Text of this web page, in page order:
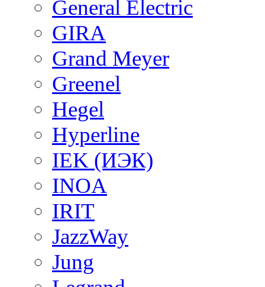
General Electric
GIRA
Grand Meyer
Greenel
Hegel
Hyperline
IEK (ИЭК)
INOA
IRIT
JazzWay
Jung